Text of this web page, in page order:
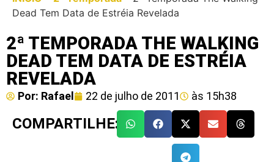
Dead Tem Data de Estréia Revelada
2ª TEMPORADA THE WALKING
DEAD TEM DATA DE ESTRÉIA
REVELADA
Por: Rafael 22 de julho de 2011 às 15h38
COMPARTILHE: